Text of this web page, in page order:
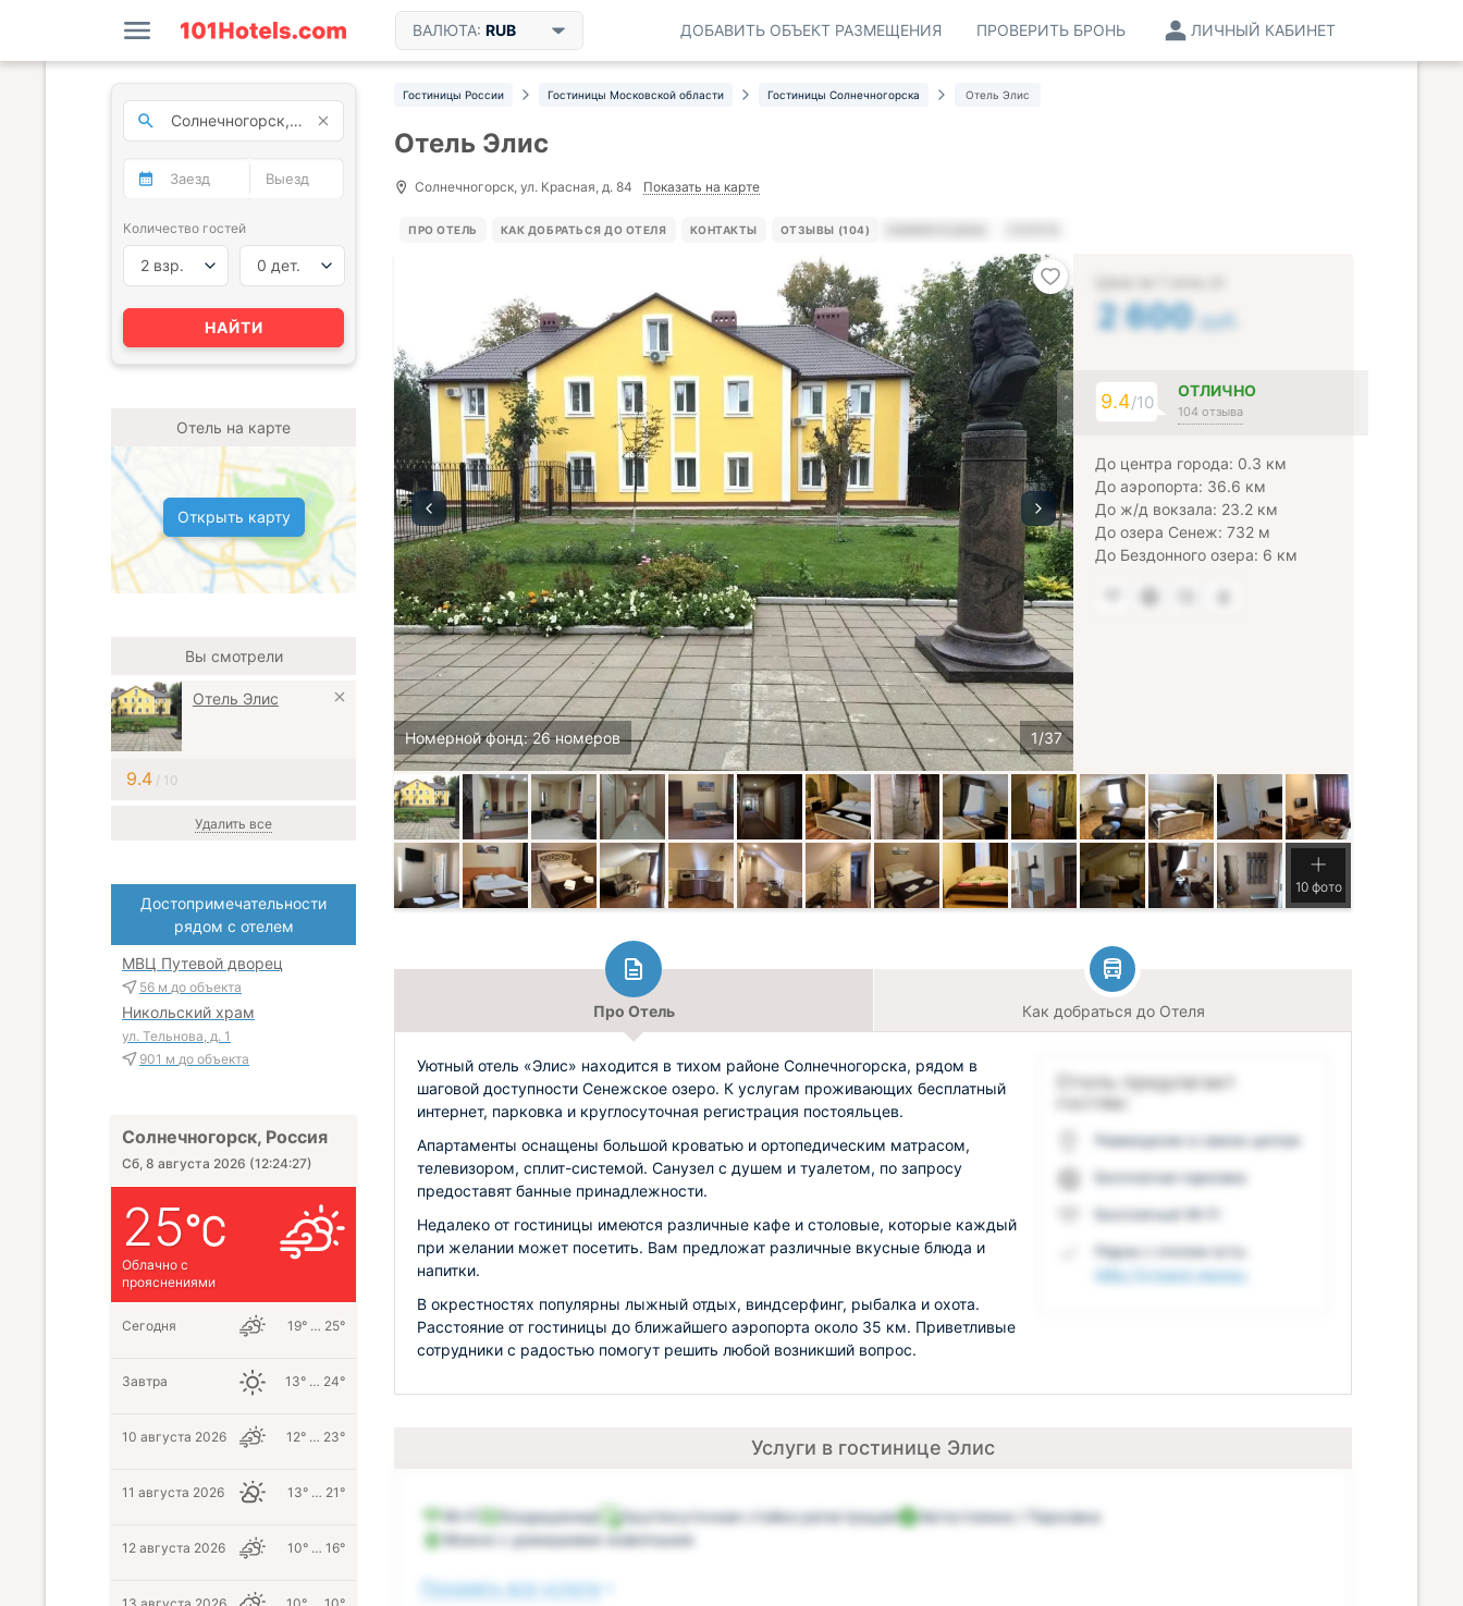
ВАЛЮТА: RUB ЛИЧНЫЙ КАБИНЕТ
ПРОВЕРИТЬ БРОНЬ
ДОБАВИТЬ ОБЪЕКТ РАЗМЕЩЕНИЯ
Гостиницы России Гостиницы Московской области Гостиницы Солнечногорска Отель Элис
Отель Элис
Солнечногорск, ул. Красная, д. 84 Показать на карте
ПРО ОТЕЛЬ КАК ДОБРАТЬСЯ ДО ОТЕЛЯ КОНТАКТЫ ОТЗЫВЫ (104)
Номерной фонд: 26 номеров
2 600 руб.
9.4/10
ОТЛИЧНО
104 отзыва
До центра города: 0.3 км
До аэропорта: 36.6 км
До ж/д вокзала: 23.2 км
До озера Сенеж: 732 м
До Бездонного озера: 6 км
10 фото
Про Отель Как добраться до Отеля
Отель предлагает
гостям:
Размещение в самом центре
Бесплатная парковка
Бесплатный Wi-Fi
Рядом с отелем есть:
МВЦ Путевой дворец
Уютный отель «Элис» находится в тихом районе Солнечногорска, рядом в
шаговой доступности Сенежское озеро. К услугам проживающих бесплатный
интернет, парковка и круглосуточная регистрация постояльцев.
Апартаменты оснащены большой кроватью и ортопедическим матрасом,
телевизором, сплит-системой. Санузел с душем и туалетом, по запросу
предоставят банные принадлежности.
Недалеко от гостиницы имеются различные кафе и столовые, которые каждый
при желании может посетить. Вам предложат различные вкусные блюда и
напитки.
В окрестностях популярны лыжный отдых, виндсерфинг, рыбалка и охота.
Расстояние от гостиницы до ближайшего аэропорта около 35 км. Приветливые
сотрудники с радостью помогут решить любой возникший вопрос.
Услуги в гостинице Элис
Wi-Fi Кондиционер Круглосуточная стойка регистрации
Автостоянка / Парковка
Можно с домашними животными
Показать все услуги
Количество гостей
2 взр. 0 дет.
НАЙТИ
Отель на карте
Открыть карту
Вы смотрели
Отель Элис
9.4/ 10
Удалить все
Достопримечательности
рядом с отелем
МВЦ Путевой дворец
56 м до объекта
Никольский храм
ул. Тельнова, д. 1
901 м до объекта
Солнечногорск, Россия
Сб, 8 августа 2026 (12:24:28)
25
Облачно с
прояснениями
Сегодня 19° … 25°
Завтра 13° … 24°
10 августа 2026 12° … 23°
11 августа 2026 13° … 21°
12 августа 2026 10° … 16°